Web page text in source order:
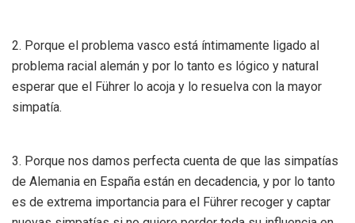
2. Porque el problema vasco está íntimamente ligado al
problema racial alemán y por lo tanto es lógico y natural
esperar que el Führer lo acoja y lo resuelva con la mayor
simpatía.
3. Porque nos damos perfecta cuenta de que las simpatías
de Alemania en España están en decadencia, y por lo tanto
es de extrema importancia para el Führer recoger y captar